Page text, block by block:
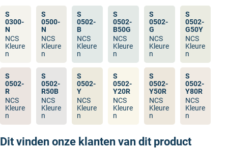
“Second Edition” en geeft aan dat het de
bijgewerkte versie van het systeem is.
: Het percentage zwart in de kleur (zwartheid).
30
: De kleurverzadiging of chromaticiteit (hoe
sterk of intens de kleur is).
Y50R: De tint, hier een menging van 50% geel (Y)
en 50% rood (R). Dit betekent dat de kleur een
oranjeachtig tint heeft.
Naast dit gaat NCS nog veel verder en zet het kleuren
in driedimensionale “kleurruimte” en gebruikt het een
NCS-kleurencirkel en -driehoek. Dit is vrij ingewikkeld
S
0300-
N
NCS
Kleure
n
S
0500-
N
NCS
Kleure
n
S
0502-
B
NCS
Kleure
n
S
0502-
B50G
NCS
Kleure
n
S
0502-
G
NCS
Kleure
n
S
0502-
G50Y
NCS
Kleure
n
S
0502-
R
NCS
Kleure
n
S
0502-
R50B
NCS
Kleure
n
S
0502-
Y
NCS
Kleure
n
S
0502-
Y20R
NCS
Kleure
n
S
0502-
Y50R
NCS
Kleure
n
S
0502-
Y80R
NCS
Kleure
n
Dit vinden onze klanten van dit product